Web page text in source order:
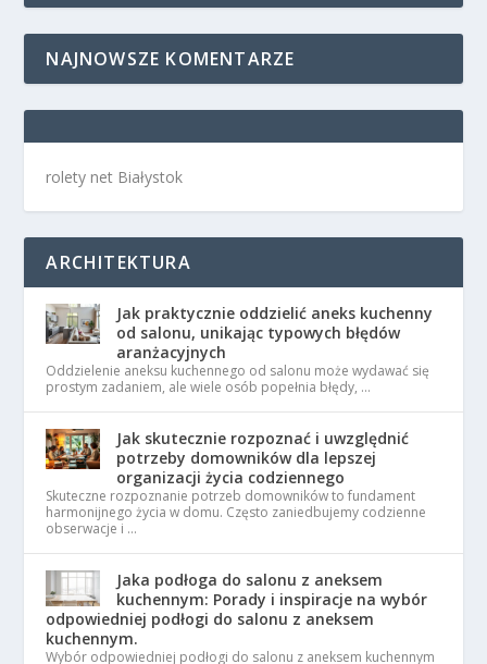
NAJNOWSZE KOMENTARZE
rolety net Białystok
ARCHITEKTURA
Jak praktycznie oddzielić aneks kuchenny
od salonu, unikając typowych błędów
aranżacyjnych
Oddzielenie aneksu kuchennego od salonu może wydawać się
prostym zadaniem, ale wiele osób popełnia błędy, …
Jak skutecznie rozpoznać i uwzględnić
potrzeby domowników dla lepszej
organizacji życia codziennego
Skuteczne rozpoznanie potrzeb domowników to fundament
harmonijnego życia w domu. Często zaniedbujemy codzienne
obserwacje i …
Jaka podłoga do salonu z aneksem
kuchennym: Porady i inspiracje na wybór
odpowiedniej podłogi do salonu z aneksem
kuchennym.
Wybór odpowiedniej podłogi do salonu z aneksem kuchennym